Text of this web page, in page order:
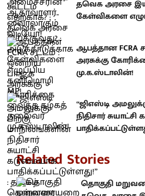
தவெக அரசை
கேள்விகளை
ஆபத்தான FCRA
அரசுக்கு
மு.க.ஸ்டாலின்!
“ஜிஎஸ்டி
நிதிசார்
Related Stories
தொகுதி